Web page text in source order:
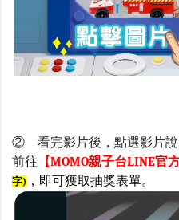
② 看完影片後，點選影片說
前往 【MOMO親子台LINE官
字) ，即可獲取抽獎表單。